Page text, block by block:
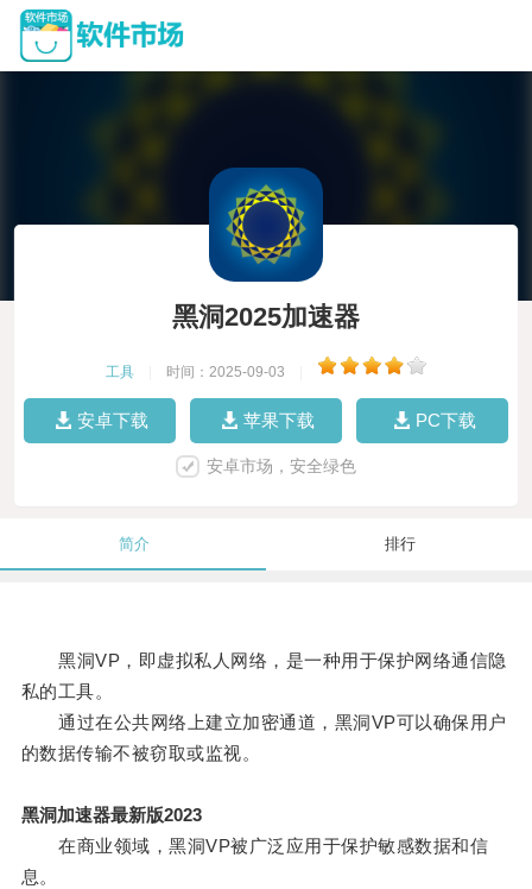
黑洞2025加速器
工具 时间：2025-09-03
安卓下载 苹果下载 PC下载
安卓市场，安全绿色
简介 排行
黑洞VP，即虚拟私人网络，是一种用于保护网络通信隐
私的工具。
通过在公共网络上建立加密通道，黑洞VP可以确保用户
的数据传输不被窃取或监视。
黑洞加速器最新版2023
在商业领域，黑洞VP被广泛应用于保护敏感数据和信
息。